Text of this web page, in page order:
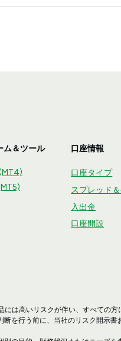
ム＆ツール 口座情報
口座タイプ
スプレッド
入出金
口座開設
には高いリスクが伴い、すべての
を行う前に、当社のリスク開示